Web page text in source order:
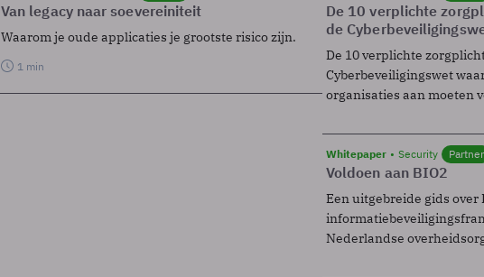
Van legacy naar soevereiniteit
Waarom je oude applicaties je grootste risico zijn.
1 min
De 10 verplichte
de
De 10 verplichte
Cyberbeveiligingswet
organisaties aan moeten
Whitepaper Security Partner
Voldoen aan BIO2
Een uitgebreide gids over
Nederlandse